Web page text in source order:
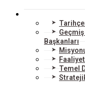
Başkanları
Temel